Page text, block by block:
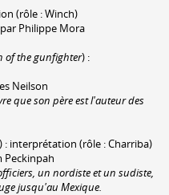
(rôle : Winch)
Philippe Mora
of the gunfighter) :
Neilson
que son père est l'auteur des
) : interprétation (rôle : Charriba)
Peckinpah
un nordiste et un sudiste,
jusqu'au Mexique.